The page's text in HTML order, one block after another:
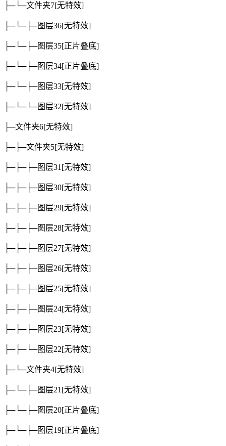
├─└─文件夹7[无特效]
├─└─├─图层36[无特效]
├─└─├─图层35[正片叠底]
├─└─├─图层34[正片叠底]
├─└─├─图层33[无特效]
├─└─└─图层32[无特效]
├─文件夹6[无特效]
├─├─文件夹5[无特效]
├─├─├─图层31 [无特效]
├─├─├─图层30[无特效]
├─├─├─图层29[无特效]
├─├─├─图层28[无特效]
├─├─├─图层27[无特效]
├─├─├─图层26[无特效]
├─├─├─图层25[无特效]
├─├─├─图层24[无特效]
├─├─├─图层23[无特效]
├─├─└─图层22[无特效]
├─└─文件夹4[无特效]
├─└─├─图层21 [无特效]
├─└─├─图层20[正片叠底]
├─└─├─图层19[正片叠底]